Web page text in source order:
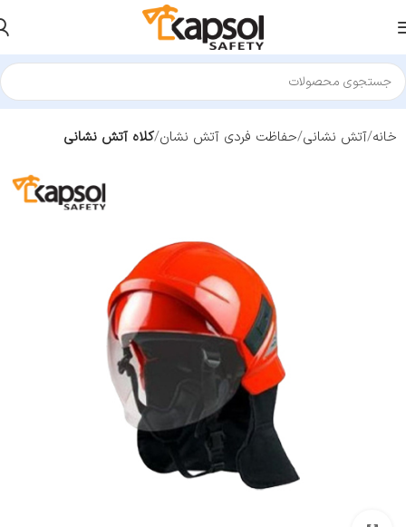
خانه آتش نشانی حفاظت فردی آتش نشان کلاه آتش نشانی